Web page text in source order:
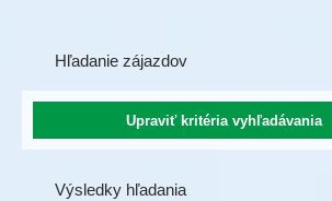
Hľadanie zájazdov
Výsledky hľadania